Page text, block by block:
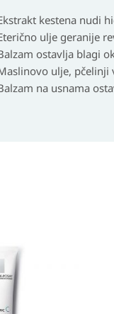
kestena nudi
ulje geranije
ostavlja blagi
ulje, pčelinji
na usnama